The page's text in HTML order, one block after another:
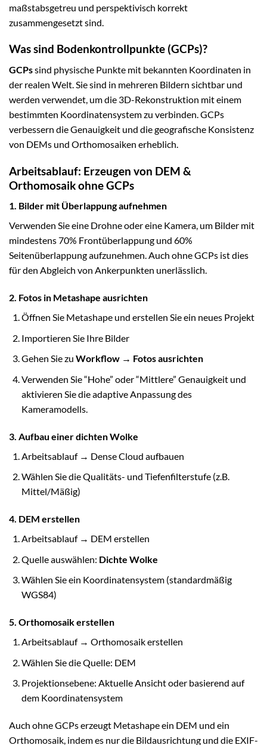
maßstabsgetreu und perspektivisch korrekt
zusammengesetzt sind.
Was sind Bodenkontrollpunkte (GCPs)?
GCPssind physische Punkte mit bekannten Koordinaten in
der realen Welt. Sie sind in mehreren Bildern sichtbar und
werden verwendet, um die 3D-Rekonstruktion mit einem
bestimmten Koordinatensystem zu verbinden. GCPs
verbessern die Genauigkeit und die geografische Konsistenz
von DEMs und Orthomosaiken erheblich.
Arbeitsablauf: Erzeugen von DEM &
Orthomosaik ohne GCPs
1. Bilder mit Überlappung aufnehmen
Verwenden Sie eine Drohne oder eine Kamera, um Bilder mit
mindestens 70% Frontüberlappung und 60%
Seitenüberlappung aufzunehmen. Auch ohne GCPs ist dies
für den Abgleich von Ankerpunkten unerlässlich.
2. Fotos in Metashape ausrichten
Öffnen Sie Metashape und erstellen Sie ein neues Projekt
Importieren Sie Ihre Bilder
Gehen Sie zu Workflow → Fotos ausrichten
Verwenden Sie “Hohe” oder “Mittlere” Genauigkeit und
aktivieren Sie die adaptive Anpassung des
Kameramodells.
3. Aufbau einer dichten Wolke
Arbeitsablauf → Dense Cloud aufbauen
Wählen Sie die Qualitäts- und Tiefenfilterstufe (z.B.
Mittel/Mäßig)
4. DEM erstellen
Arbeitsablauf → DEM erstellen
Quelle auswählen: Dichte Wolke
Wählen Sie ein Koordinatensystem (standardmäßig
WGS84)
5. Orthomosaik erstellen
Arbeitsablauf → Orthomosaik erstellen
Wählen Sie die Quelle: DEM
Projektionsebene: Aktuelle Ansicht oder basierend auf
dem Koordinatensystem
Auch ohne GCPs erzeugt Metashape ein DEM und ein
Orthomosaik, indem es nur die Bildausrichtung und die EXIF-